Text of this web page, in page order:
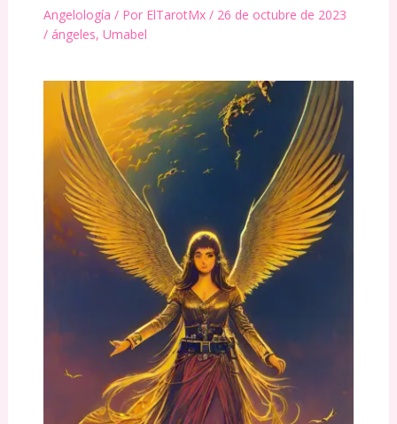
Angelología / Por ElTarotMx / 26 de octubre de 2023
/ ángeles, Umabel